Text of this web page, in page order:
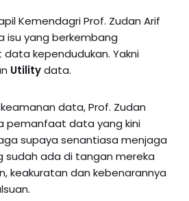
Kemendagri Prof. Zudan Arif
isu yang berkembang
kependudukan. Yakni
Utilitydata.
data, Prof. Zudan
pemanfaat data yang kini
supaya senantiasa menjaga
sudah ada di tangan mereka
keakuratan dan kebenarannya